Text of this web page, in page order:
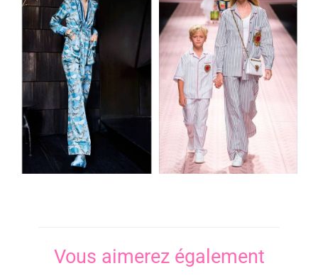
Vous aimerez également